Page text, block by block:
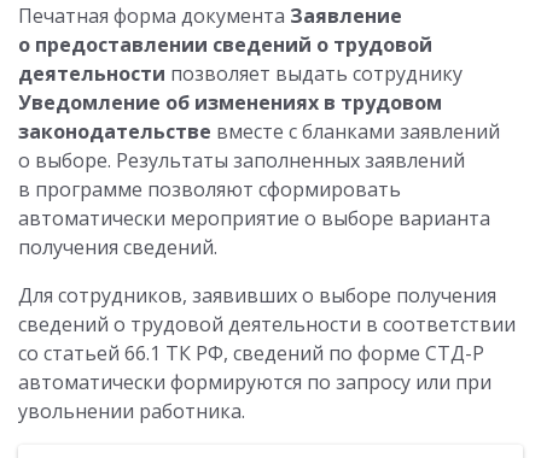
Печатная форма документа Заявление
о предоставлении сведений о трудовой
деятельности позволяет выдать сотруднику
Уведомление об изменениях в трудовом
законодательстве вместе с бланками заявлений
о выборе. Результаты заполненных заявлений
в программе позволяют сформировать
автоматически мероприятие о выборе варианта
получения сведений.
Для сотрудников, заявивших о выборе получения
сведений о трудовой деятельности в соответствии
со статьей 66.1 ТК РФ, сведений по форме СТД-Р
автоматически формируются по запросу или при
увольнении работника.